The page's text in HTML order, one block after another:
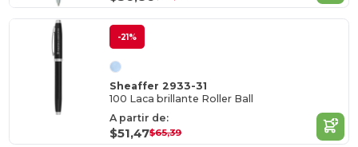
-21%
Sheaffer 2933-31
100 Laca brillante Roller Ball
A partir de:
$51,47$65,39